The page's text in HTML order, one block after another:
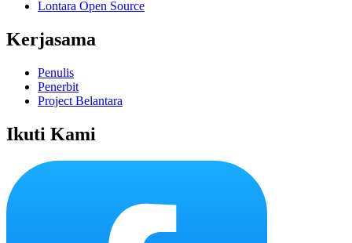
Lontara Open Source
Kerjasama
Penulis
Penerbit
Project Belantara
Ikuti Kami